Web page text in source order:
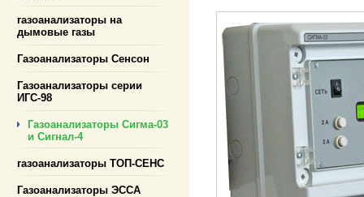
газоанализаторы на
дымовые газы
Газоанализаторы Сенсон
Газоанализаторы серии
ИГС-98
Газоанализаторы Сигма-03
и Сигнал-4
газоанализаторы ТОП-СЕНС
Газоанализаторы ЭССА